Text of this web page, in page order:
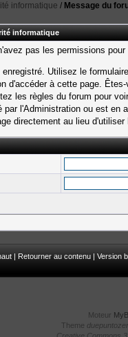
informatique / Message du
informatique
pas les permissions
Utilisez le
d'accéder à cette page.
les règles du forum pour
par l'Administration ou est en
directement au lieu
| Retourner au contenu | Version
Moteur
Theme